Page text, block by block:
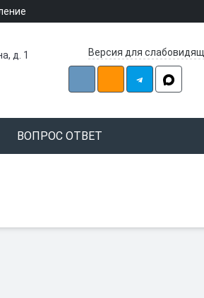
д. 1
Версия для
ВОПРОС ОТВЕТ